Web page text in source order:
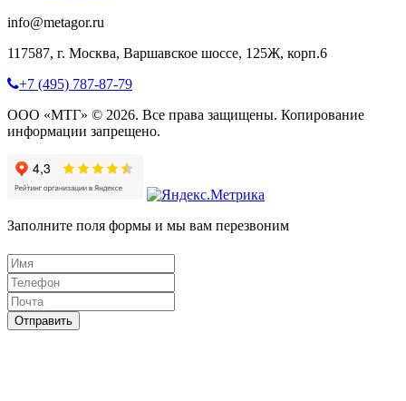
info@metagor.ru
117587, г. Москва, Варшавское шоссе, 125Ж, корп.6
+7 (495) 787-87-79
ООО «МТГ» © 2026. Все права защищены. Копирование
информации запрещено.
Заполните поля формы и мы вам перезвоним
Отправить